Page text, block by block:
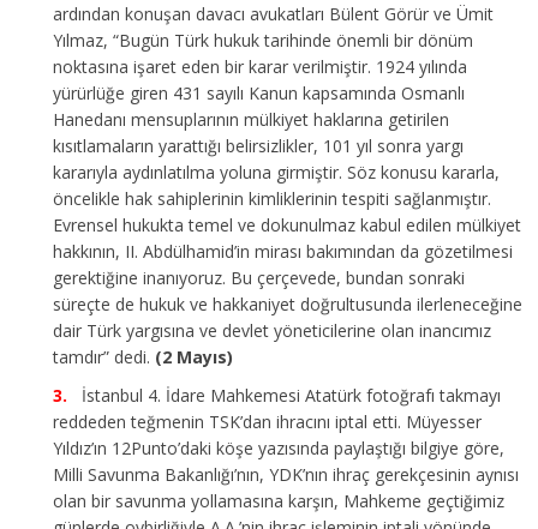
ardından konuşan davacı avukatları Bülent Görür ve Ümit
Yılmaz, “Bugün Türk hukuk tarihinde önemli bir dönüm
noktasına işaret eden bir karar verilmiştir. 1924 yılında
yürürlüğe giren 431 sayılı Kanun kapsamında Osmanlı
Hanedanı mensuplarının mülkiyet haklarına getirilen
kısıtlamaların yarattığı belirsizlikler, 101 yıl sonra yargı
kararıyla aydınlatılma yoluna girmiştir. Söz konusu kararla,
öncelikle hak sahiplerinin kimliklerinin tespiti sağlanmıştır.
Evrensel hukukta temel ve dokunulmaz kabul edilen mülkiyet
hakkının, II. Abdülhamid’in mirası bakımından da gözetilmesi
gerektiğine inanıyoruz. Bu çerçevede, bundan sonraki
süreçte de hukuk ve hakkaniyet doğrultusunda ilerleneceğine
dair Türk yargısına ve devlet yöneticilerine olan inancımız
tamdır” dedi. (2 Mayıs)
İstanbul 4. İdare Mahkemesi Atatürk fotoğrafı takmayı
reddeden teğmenin TSK’dan ihracını iptal etti. Müyesser
Yıldız’ın 12Punto’daki köşe yazısında paylaştığı bilgiye göre,
Milli Savunma Bakanlığı’nın, YDK’nın ihraç gerekçesinin aynısı
olan bir savunma yollamasına karşın, Mahkeme geçtiğimiz